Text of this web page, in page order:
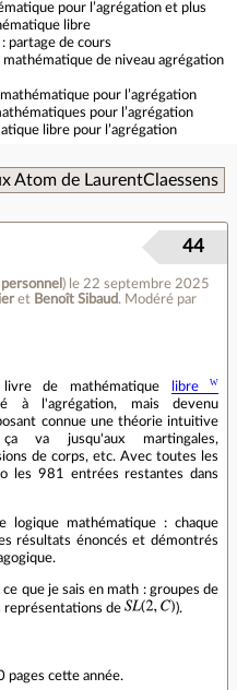
pour l’agrégation et plus
libre
partage de cours
mathématique de niveau agrégation
pour l’agrégation
pour l’agrégation
libre pour l’agrégation
Atom de LaurentClaessens
) le 22 septembre 2025
et Benoît Sibaud. Modéré par
44
de mathématique
libre
à l'agrégation, mais devenu
connue une théorie intuitive
va jusqu'aux martingales,
de corps, etc. Avec toutes les
les 981 entrées restantes dans
logique mathématique : chaque
résultats énoncés et démontrés
que je sais en math : groupes de
représentations de
).
pages cette année.